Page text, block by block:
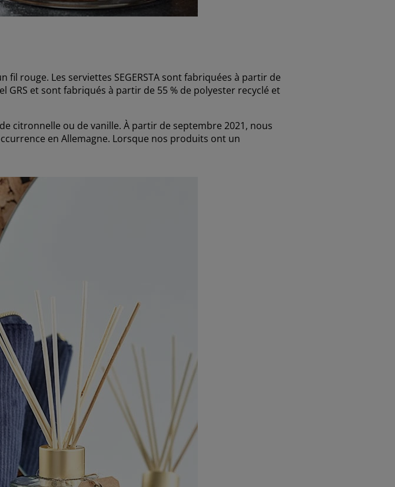
rouge. Les serviettes SEGERSTA sont fabriquées à partir de
GRS et sont fabriqués à partir de 55 % de polyester recyclé et
citronnelle ou de vanille. À partir de septembre 2021, nous
en Allemagne. Lorsque nos produits ont un